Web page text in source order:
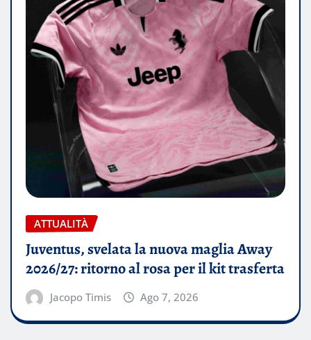
ATTUALITÀ
Juventus, svelata la nuova maglia Away
2026/27: ritorno al rosa per il kit trasferta
Jacopo Timis Ago 7, 2026